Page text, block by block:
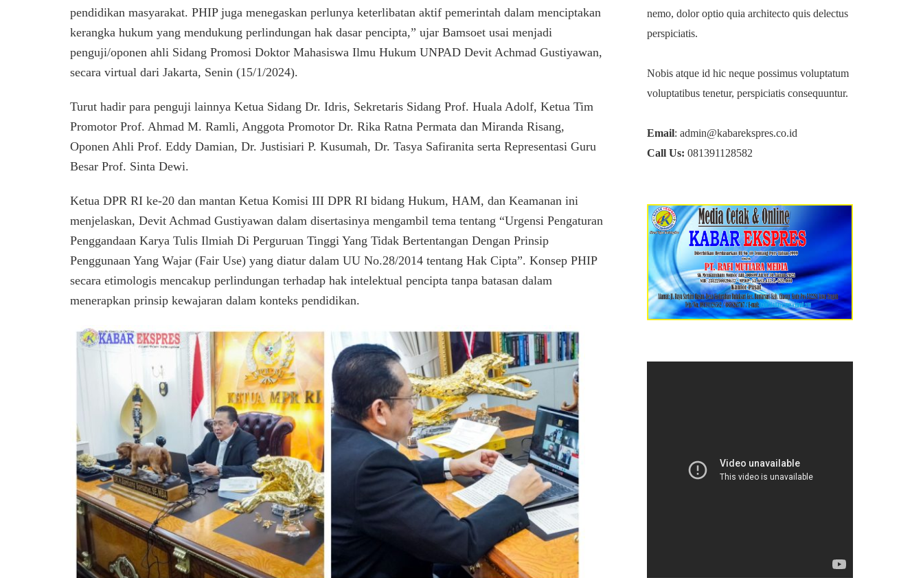
Perlunya
Perlindungan
Hak
pendidikan masyarakat. PHIP juga menegaskan perlunya keterlibatan aktif pemerintah dalam menciptakan
kerangka hukum yang mendukung perlindungan hak dasar pencipta,” ujar Bamsoet usai menjadi
penguji/oponen ahli Sidang Promosi Doktor Mahasiswa Ilmu Hukum UNPAD Devit Achmad Gustiyawan,
secara virtual dari Jakarta, Senin (15/1/2024).
Turut hadir para penguji lainnya Ketua Sidang Dr. Idris, Sekretaris Sidang Prof. Huala Adolf, Ketua Tim
Promotor Prof. Ahmad M. Ramli, Anggota Promotor Dr. Rika Ratna Permata dan Miranda Risang,
Oponen Ahli Prof. Eddy Damian, Dr. Justisiari P. Kusumah, Dr. Tasya Safiranita serta Representasi Guru
Besar Prof. Sinta Dewi.
Ketua DPR RI ke-20 dan mantan Ketua Komisi III DPR RI bidang Hukum, HAM, dan Keamanan ini
menjelaskan, Devit Achmad Gustiyawan dalam disertasinya mengambil tema tentang “Urgensi Pengaturan
Penggandaan Karya Tulis Ilmiah Di Perguruan Tinggi Yang Tidak Bertentangan Dengan Prinsip
Penggunaan Yang Wajar (Fair Use) yang diatur dalam UU No.28/2014 tentang Hak Cipta”. Konsep PHIP
secara etimologis mencakup perlindungan terhadap hak intelektual pencipta tanpa batasan dalam
menerapkan prinsip kewajaran dalam konteks pendidikan.
nemo, dolor optio quia architecto quis delectus
perspiciatis.
Nobis atque id hic neque possimus voluptatum
voluptatibus tenetur, perspiciatis consequuntur.
Email: admin@kabarekspres.co.id
Call Us: 081391128582